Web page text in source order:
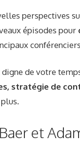
perspectives
épisodes pour
digne de votre
stratégie de
et